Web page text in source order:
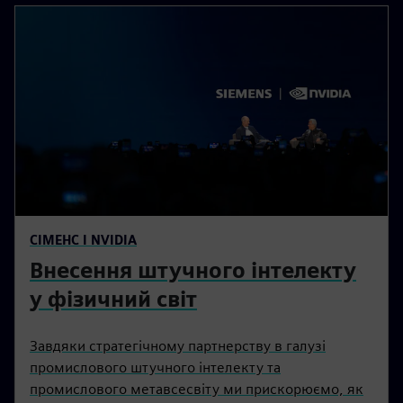
СІМЕНС І NVIDIA
Внесення штучного інтелекту
у фізичний світ
Завдяки стратегічному партнерству в галузі
промислового штучного інтелекту та
промислового метавсесвіту ми прискорюємо, як